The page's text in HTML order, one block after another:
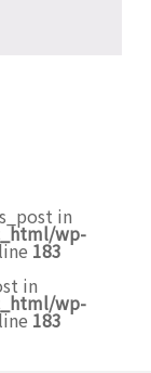
in
wp-
183
in
wp-
183